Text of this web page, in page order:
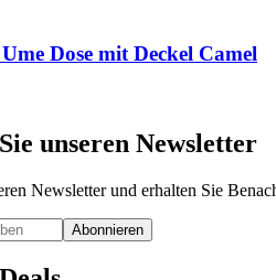
Dose mit Deckel Camel
unseren Newsletter
Newsletter und erhalten Sie
Abonnieren